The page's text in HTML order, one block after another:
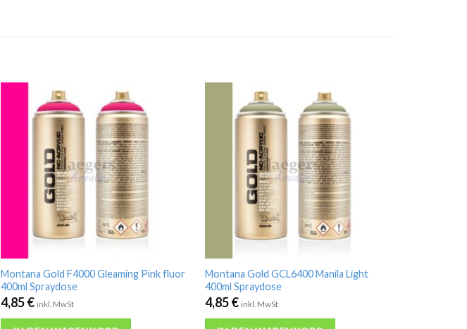
Montana Gold F4000 Gleaming Pink fluor
400ml Spraydose
4,85€ inkl. MwSt
Montana Gold GCL6400 Manila Light
400ml Spraydose
4,85€ inkl. MwSt